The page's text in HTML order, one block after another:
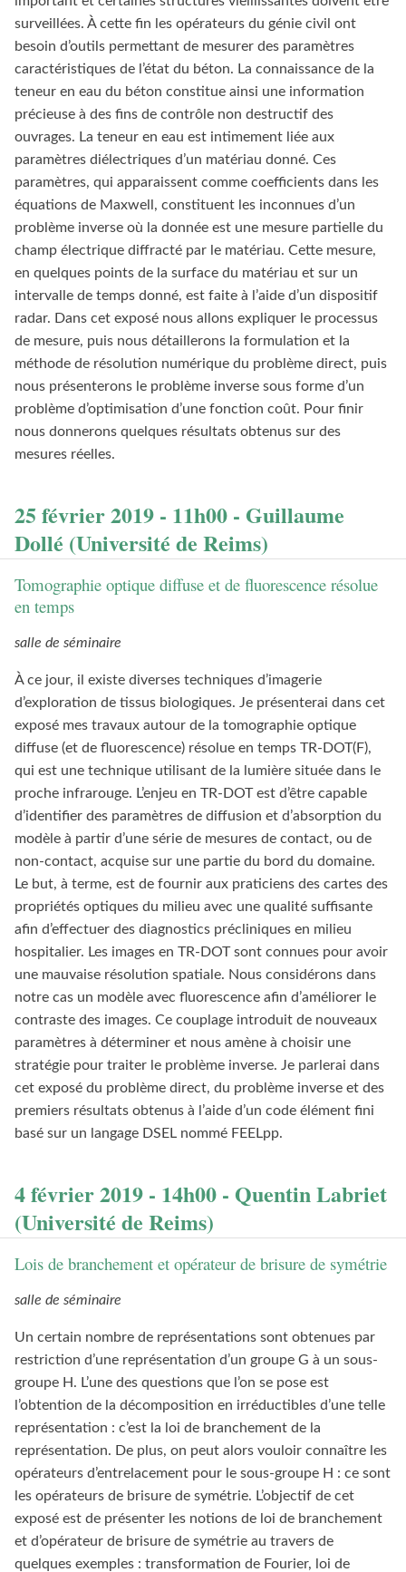
surveillées. À cette fin les opérateurs du génie civil ont
besoin d’outils permettant de mesurer des paramètres
caractéristiques de l’état du béton. La connaissance de la
teneur en eau du béton constitue ainsi une information
précieuse à des fins de contrôle non destructif des
ouvrages. La teneur en eau est intimement liée aux
paramètres diélectriques d’un matériau donné. Ces
paramètres, qui apparaissent comme coefficients dans les
équations de Maxwell, constituent les inconnues d’un
problème inverse où la donnée est une mesure partielle du
champ électrique diffracté par le matériau. Cette mesure,
en quelques points de la surface du matériau et sur un
intervalle de temps donné, est faite à l’aide d’un dispositif
radar. Dans cet exposé nous allons expliquer le processus
de mesure, puis nous détaillerons la formulation et la
méthode de résolution numérique du problème direct, puis
nous présenterons le problème inverse sous forme d’un
problème d’optimisation d’une fonction coût. Pour finir
nous donnerons quelques résultats obtenus sur des
mesures réelles.
25 février 2019 - 11h00 - Guillaume
Dollé (Université de Reims)
Tomographie optique diffuse et de fluorescence résolue
en temps
salle de séminaire
À ce jour, il existe diverses techniques d’imagerie
d’exploration de tissus biologiques. Je présenterai dans cet
exposé mes travaux autour de la tomographie optique
diffuse (et de fluorescence) résolue en temps TR-DOT(F),
qui est une technique utilisant de la lumière située dans le
proche infrarouge. L’enjeu en TR-DOT est d’être capable
d’identifier des paramètres de diffusion et d’absorption du
modèle à partir d’une série de mesures de contact, ou de
non-contact, acquise sur une partie du bord du domaine.
Le but, à terme, est de fournir aux praticiens des cartes des
propriétés optiques du milieu avec une qualité suffisante
afin d’effectuer des diagnostics précliniques en milieu
hospitalier. Les images en TR-DOT sont connues pour avoir
une mauvaise résolution spatiale. Nous considérons dans
notre cas un modèle avec fluorescence afin d’améliorer le
contraste des images. Ce couplage introduit de nouveaux
paramètres à déterminer et nous amène à choisir une
stratégie pour traiter le problème inverse. Je parlerai dans
cet exposé du problème direct, du problème inverse et des
premiers résultats obtenus à l’aide d’un code élément fini
basé sur un langage DSEL nommé FEELpp.
4 février 2019 - 14h00 - Quentin Labriet
(Université de Reims)
Lois de branchement et opérateur de brisure de symétrie
salle de séminaire
Un certain nombre de représentations sont obtenues par
restriction d’une représentation d’un groupe G à un sous-
groupe H. L’une des questions que l’on se pose est
l’obtention de la décomposition en irréductibles d’une telle
représentation : c’est la loi de branchement de la
représentation. De plus, on peut alors vouloir connaître les
opérateurs d’entrelacement pour le sous-groupe H : ce sont
les opérateurs de brisure de symétrie. L’objectif de cet
exposé est de présenter les notions de loi de branchement
et d’opérateur de brisure de symétrie au travers de
quelques exemples : transformation de Fourier, loi de